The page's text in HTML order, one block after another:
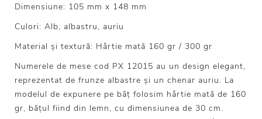
Dimensiune: 105 mm x 148 mm
Culori: Alb, albastru, auriu
Material și textură: Hârtie mată 160 gr / 300 gr
Numerele de mese cod PX 12015 au un design elegant,
reprezentat de frunze albastre și un chenar auriu. La
modelul de expunere pe băț folosim hârtie mată de 160
gr, bățul fiind din lemn, cu dimensiunea de 30 cm.